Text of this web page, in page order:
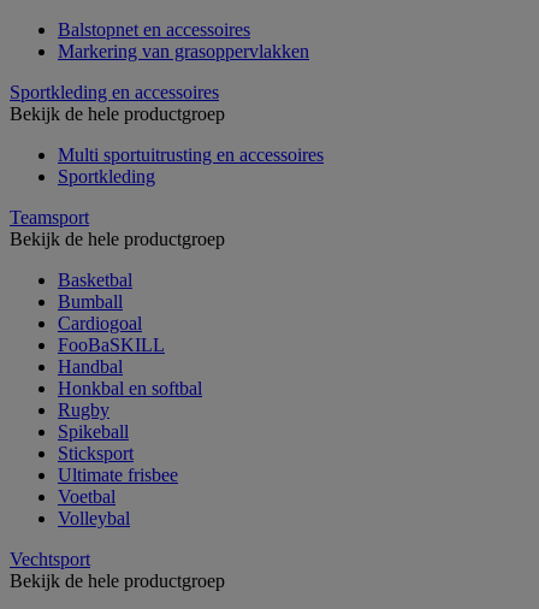
Balstopnet en accessoires
Markering van grasoppervlakken
Sportkleding en accessoires
Bekijk de hele productgroep
Multi sportuitrusting en accessoires
Sportkleding
Teamsport
Bekijk de hele productgroep
Basketbal
Bumball
Cardiogoal
FooBaSKILL
Handbal
Honkbal en softbal
Rugby
Spikeball
Sticksport
Ultimate frisbee
Voetbal
Volleybal
Vechtsport
Bekijk de hele productgroep